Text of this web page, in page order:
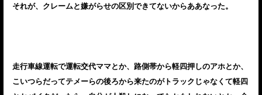
それが、クレームと嫌がらせの区別できてないからああなった。
走行車線運転で運転交代ママとか、路側帯から軽四押しのアホとか、
こいつらだってテメーらの後ろから来たのがトラックじゃなくて軽四